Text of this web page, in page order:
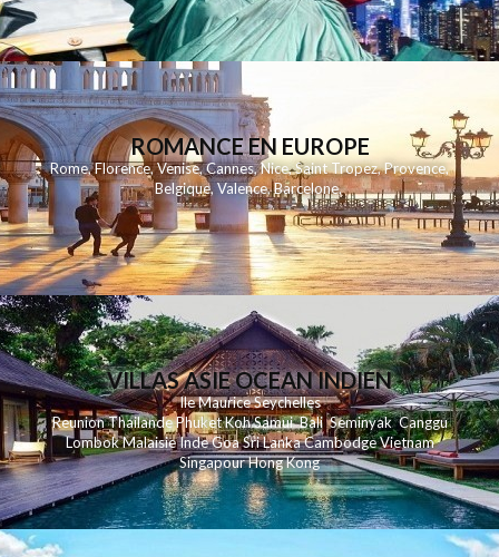
ROMANCE EN EUROPE
Rome,Florence,Venise,Cannes,Nice,Saint Tropez,Provence,
Belgique,Valence,Barcelone,
VILLAS ASIE OCEAN INDIEN
Ile MauriceSeychelles
ReunionThailandePhuketKohSamui Bali SeminyakCanggu
LombokMalaisieIndeGoaSri LankaCambodgeVietnam
SingapourHong Kong